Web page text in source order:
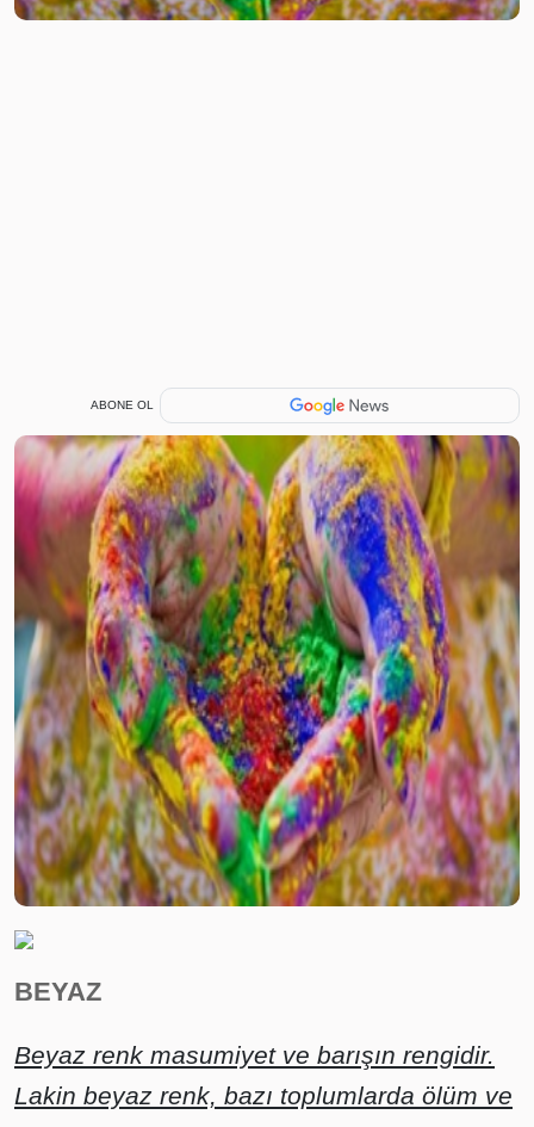
ABONE OL
BEYAZ
Beyaz renk masumiyet ve barışın rengidir.
Lakin beyaz renk, bazı toplumlarda ölüm ve